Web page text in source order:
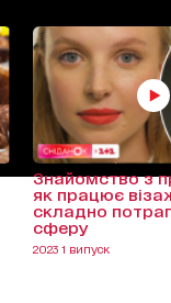
Знайомство з
як працює
складно
сферу
2023 1 випуск